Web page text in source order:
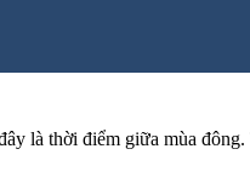
là thời điểm giữa mùa